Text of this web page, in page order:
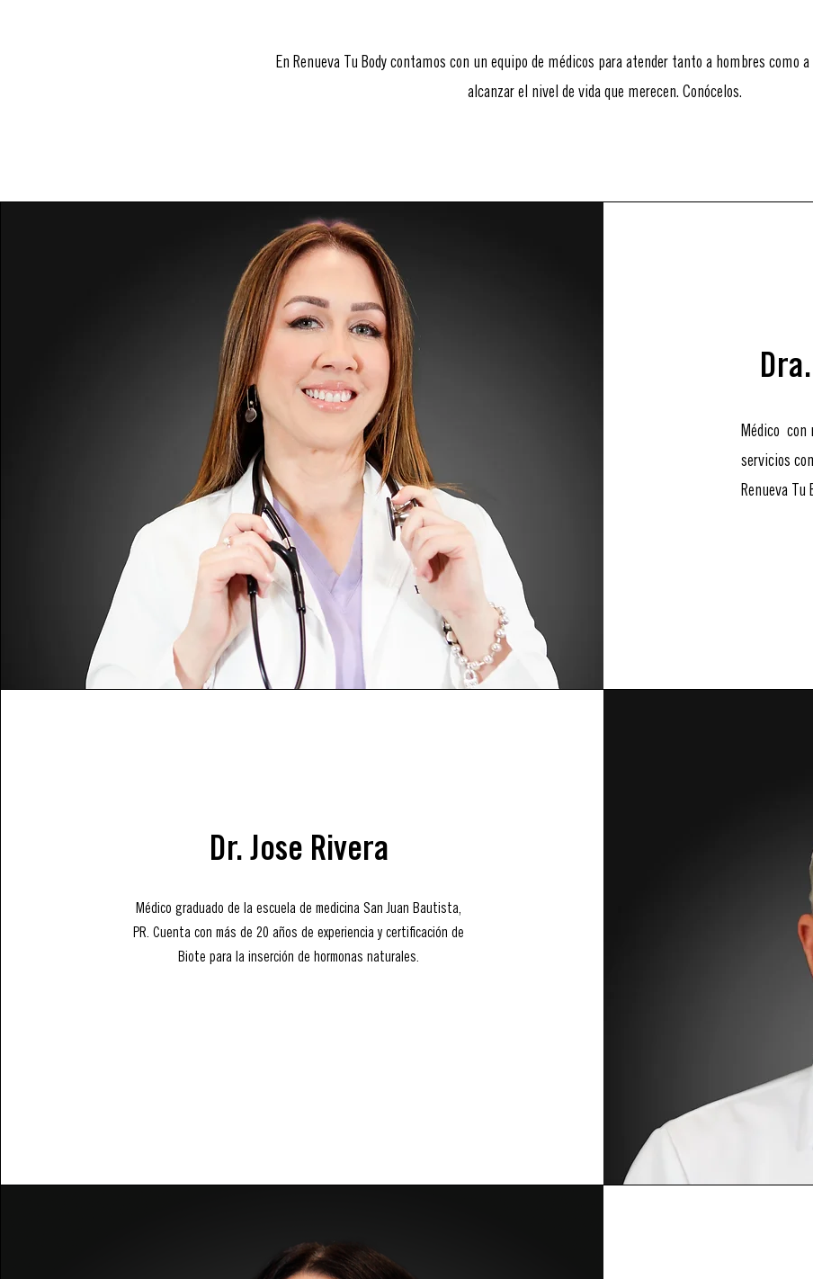
En Renueva Tu Body contamos con un equipo de médicos para atender tanto a hombres como
alcanzar el nivel de vida que merecen. Conócelos.
Médico con
servicios
Renueva Tu
Dr. Jose Rivera
Médico graduado de la escuela de medicina San Juan Bautista,
PR. Cuenta con más de 20 años de experiencia y certificación de
Biote para la inserción de hormonas naturales.